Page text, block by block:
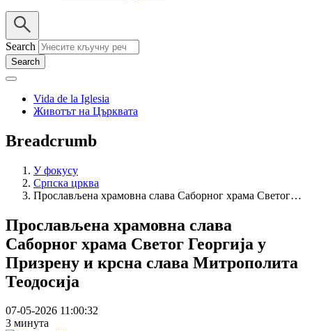
Search
Vida de la Iglesia
Животът на Църквата
Breadcrumb
У фокусу
Српска црква
Прослављена храмовна слава Саборног храма Светог…
Прослављена храмовна слава
Саборног храма Светог Георгија у
Призрену и крсна слава Митрополита
Теодосија
07-05-2026 11:00:32
3 минута